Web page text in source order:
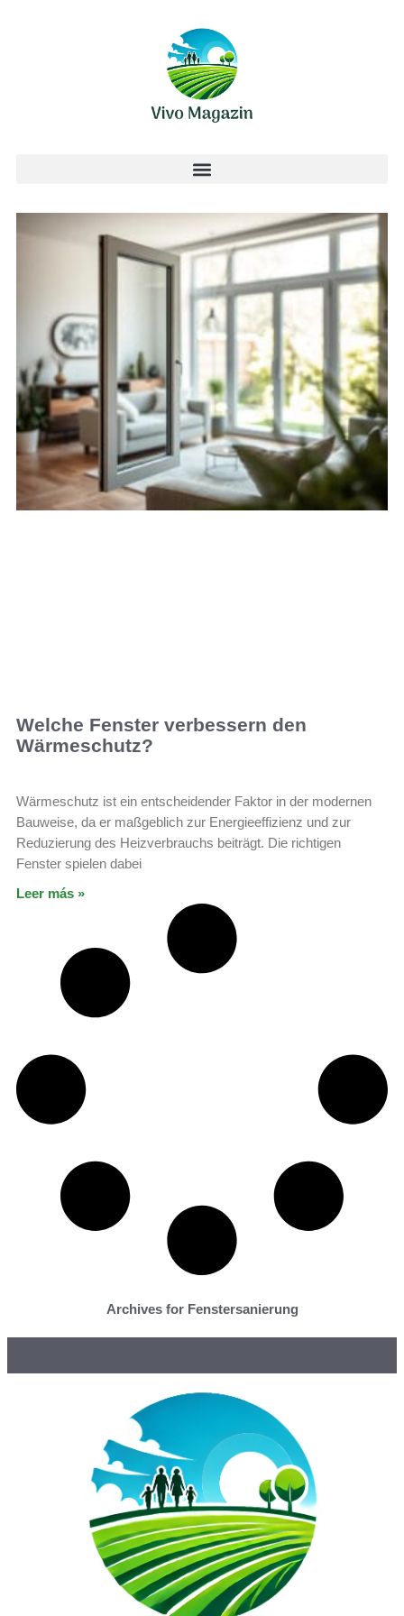
Welche Fenster verbessern den
Wärmeschutz?
Wärmeschutz ist ein entscheidender Faktor in der modernen
Bauweise, da er maßgeblich zur Energieeffizienz und zur
Reduzierung des Heizverbrauchs beiträgt. Die richtigen
Fenster spielen dabei
Leer más »
Archives for Fenstersanierung